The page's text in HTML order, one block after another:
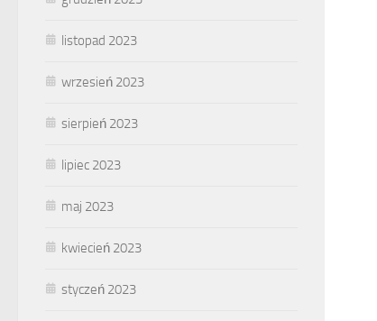
listopad 2023
wrzesień 2023
sierpień 2023
lipiec 2023
maj 2023
kwiecień 2023
styczeń 2023